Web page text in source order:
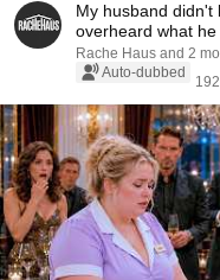
My husband
overheard what
Rache Haus and 2
Auto-dubbed